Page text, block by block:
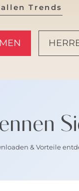
Trends
& Vorteile